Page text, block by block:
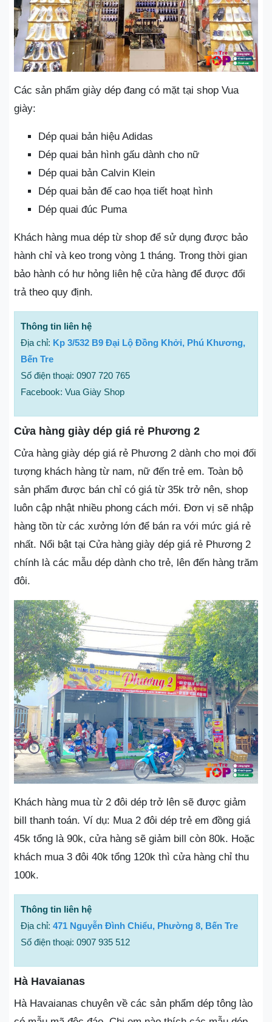
Các sản phẩm giày dép đang có mặt tại shop Vua
giày:
Dép quai bản hiệu Adidas
Dép quai bản hình gấu dành cho nữ
Dép quai bản Calvin Klein
Dép quai bản đế cao họa tiết hoạt hình
Dép quai đúc Puma
Khách hàng mua dép từ shop để sử dụng được bảo
hành chỉ và keo trong vòng 1 tháng. Trong thời gian
bảo hành có hư hỏng liên hệ cửa hàng để được đổi
trả theo quy định.
Thông tin liên hệ
Địa chỉ: Kp 3/532 B9 Đại Lộ Đồng Khởi, Phú Khương,
Bến Tre
Số điện thoại: 0907 720 765
Facebook: Vua Giày Shop
Cửa hàng giày dép giá rẻ Phương 2
Cửa hàng giày dép giá rẻ Phương 2 dành cho mọi đối
tượng khách hàng từ nam, nữ đến trẻ em. Toàn bộ
sản phẩm được bán chỉ có giá từ 35k trở nên, shop
luôn cập nhật nhiều phong cách mới. Đơn vị sẽ nhập
hàng tồn từ các xưởng lớn để bán ra với mức giá rẻ
nhất. Nổi bật tại Cửa hàng giày dép giá rẻ Phương 2
chính là các mẫu dép dành cho trẻ, lên đến hàng trăm
đôi.
Khách hàng mua từ 2 đôi dép trở lên sẽ được giảm
bill thanh toán. Ví dụ: Mua 2 đôi dép trẻ em đồng giá
45k tổng là 90k, cửa hàng sẽ giảm bill còn 80k. Hoặc
khách mua 3 đôi 40k tổng 120k thì cửa hàng chỉ thu
100k.
Thông tin liên hệ
Địa chỉ: 471 Nguyễn Đình Chiểu, Phường 8, Bến Tre
Số điện thoại: 0907 935 512
Hà Havaianas
Hà Havaianas chuyên về các sản phẩm dép tông lào